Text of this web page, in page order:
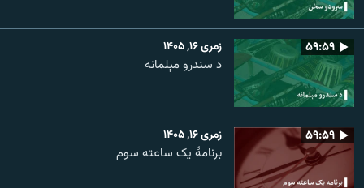
۵۹:۵۹ زمری ۱۶, ۱۴۰۵
د سندرو مېلمانه
۵۹:۵۹ زمری ۱۶, ۱۴۰۵
برنامۀ یک ساعته سوم